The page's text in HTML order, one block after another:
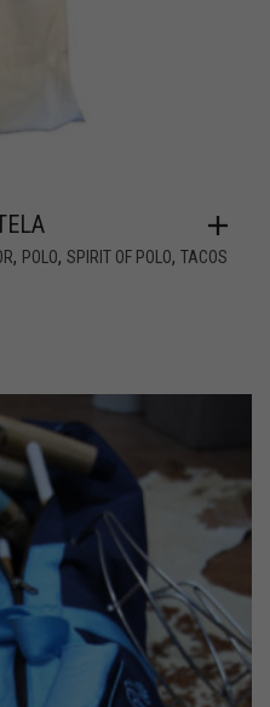
, POLO, SPIRIT OF POLO, TACOS